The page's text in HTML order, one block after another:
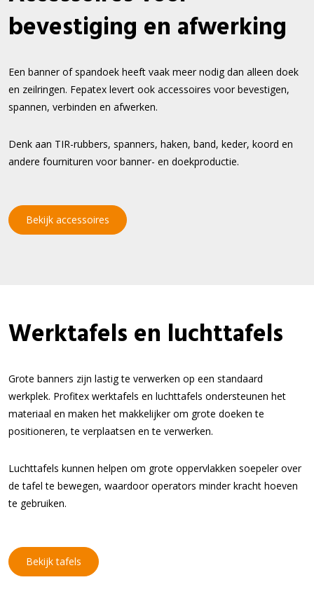
bevestiging en afwerking
Een banner of spandoek heeft vaak meer nodig dan alleen doek
en zeilringen. Fepatex levert ook accessoires voor bevestigen,
spannen, verbinden en afwerken.
Denk aan TIR-rubbers, spanners, haken, band, keder, koord en
andere fournituren voor banner- en doekproductie.
Bekijk accessoires
Werktafels en luchttafels
Grote banners zijn lastig te verwerken op een standaard
werkplek. Profitex werktafels en luchttafels ondersteunen het
materiaal en maken het makkelijker om grote doeken te
positioneren, te verplaatsen en te verwerken.
Luchttafels kunnen helpen om grote oppervlakken soepeler over
de tafel te bewegen, waardoor operators minder kracht hoeven
te gebruiken.
Bekijk tafels